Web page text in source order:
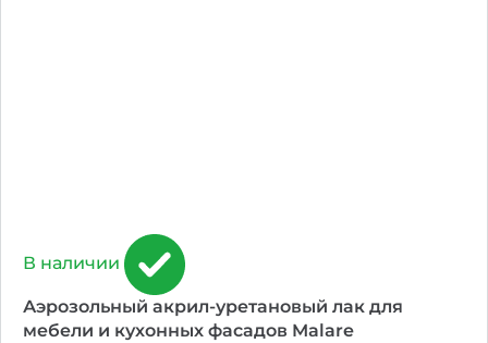
В наличии
Аэрозольный акрил-уретановый лак для
мебели и кухонных фасадов Malare